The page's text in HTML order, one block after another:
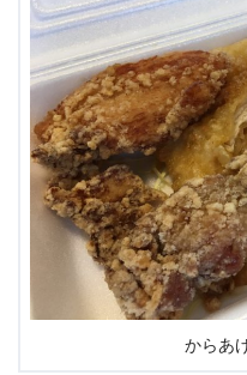
からあ